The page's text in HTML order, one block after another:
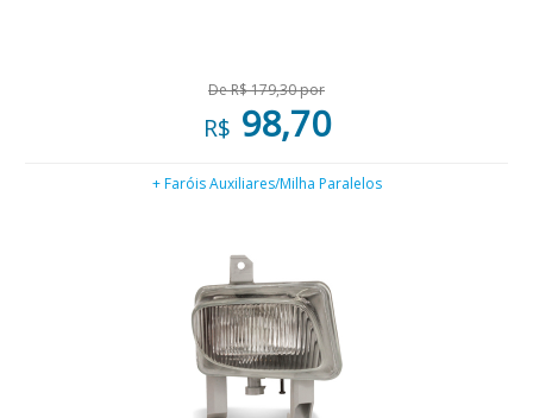
De R$ 179,30 por
R$ 98,70
+ Faróis Auxiliares/Milha Paralelos